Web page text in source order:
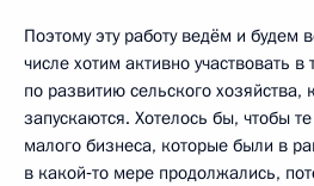
Поэтому эту работу ведём и будем
числе хотим активно участвовать
по развитию сельского хозяйства,
запускаются. Хотелось бы, чтобы
малого бизнеса, которые были в
в какой‑то мере продолжались,